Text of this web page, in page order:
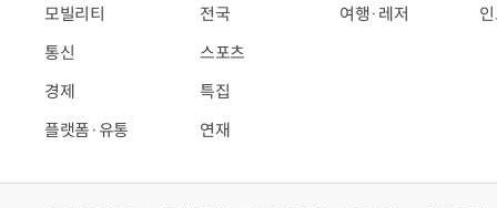
모빌리티
통신
경제
플랫폼·유통
전국
스포츠
특집
연재
여행·레저